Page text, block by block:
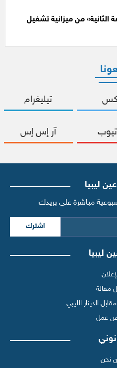
الثانية» من ميزانية تشغيل
تيليغرام
آر إس إس
ليبيا
مباشرة على بريدك
اشترك
ليبيا
مقالة
الدينار الليبي
عمل
نحن